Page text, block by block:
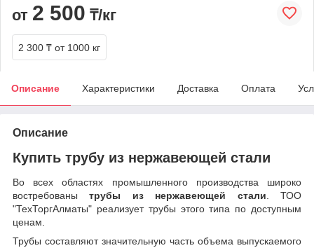
от 2 500 ₸/кг
2 300 ₸ от 1000 кг
Описание Характеристики Доставка Оплата
Описание
Купить трубу из нержавеющей стали
Во всех областях промышленного производства широко
востребованытрубы из нержавеющей стали. ТОО
"ТехТоргАлматы" реализует трубы этого типа по доступным
ценам.
Трубы составляют значительную часть объема выпускаемого